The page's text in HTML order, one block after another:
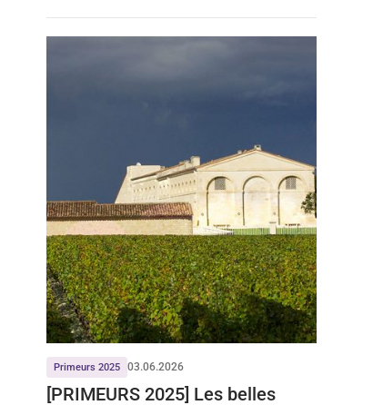
Brion et Léoville Poyferré
Primeurs 2025 03.06.2026
[PRIMEURS 2025] Les belles